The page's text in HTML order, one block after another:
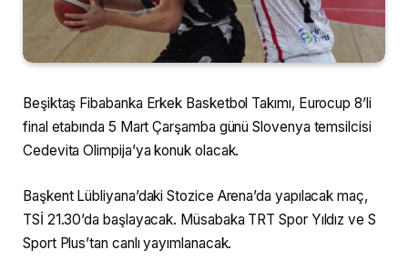
Beşiktaş Fibabanka Erkek Basketbol Takımı, Eurocup 8’li
final etabında 5 Mart Çarşamba günü Slovenya temsilcisi
Cedevita Olimpija’ya konuk olacak.
Başkent Lübliyana’daki Stozice Arena’da yapılacak maç,
TSİ 21.30’da başlayacak. Müsabaka TRT Spor Yıldız ve S
Sport Plus’tan canlı yayımlanacak.